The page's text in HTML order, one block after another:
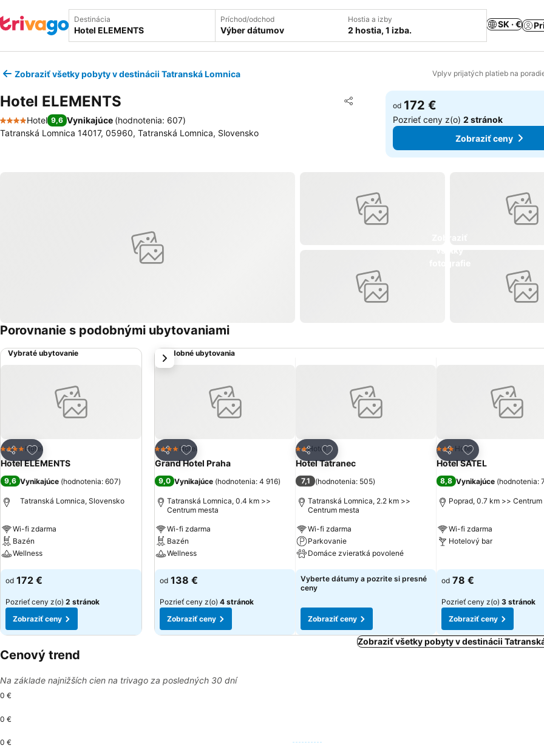
Destinácia Príchod/odchod
Výber dátumov
Hostia a izby
2 hostia, 1 izba.
SK · €
Zobraziť všetky pobyty v destinácii Tatranská Lomnica Vplyv prijatých platieb na
Hotel ELEMENTS Zdieľať
Pridať do obľúbených
4 Počet hviezdičiek
Hotel 9,6 Vynikajúce (hodnotenia: 607)
Tatranská Lomnica 14017, 05960, Tatranská Lomnica, Slovensko
od 172 €
Pozrieť ceny z(o)2 stránok
Zobraziť ceny
Porovnanie s podobnými ubytovaniami
Vybraté ubytovanie
Zdieľať
Pridať do obľúbených
4 Počet hviezdičiek
Hotel
Hotel ELEMENTS
9,6 Vynikajúce (hodnotenia: 607)
Tatranská Lomnica, Slovensko
Wi-fi zdarma
Bazén
Wellness
Zobraziť ceny
od 172 €
Pozrieť ceny z(o) 2 stránok
Zobraziť ceny
Podobné ubytovania
Zdieľať
Pridať do obľúbených
4 Počet hviezdičiek
Hotel
Grand Hotel Praha
9,0 Vynikajúce (hodnotenia: 4 916)
Tatranská Lomnica, 0.4 km >>
Centrum mesta
Wi-fi zdarma
Bazén
Wellness
Zobraziť ceny
od 138 €
Pozrieť ceny z(o) 4 stránok
Zobraziť ceny
Zdieľať
Pridať do obľúbených
2 Počet hviezdičiek
Hotel
Hotel Tatranec
7,1 (hodnotenia: 505)
Tatranská Lomnica, 2.2 km >>
Centrum mesta
Wi-fi zdarma
Parkovanie
Domáce zvieratká povolené
Zobraziť ceny
Vyberte dátumy a pozrite si presné
ceny
Zobraziť ceny
Zdieľať
Pridať do
3 Počet hviezdičiek
Hotel
Hotel SATEL
8,8 Vynikajúce (hodnotenia:
Poprad, 0.7 km >> Centrum
Wi-fi zdarma
Hotelový bar
od 78 €
Pozrieť ceny z(o) 3 stránok
Zobraziť ceny
next
Zobraziť všetky pobyty v destinácii
Cenový trend
Na základe najnižších cien na trivago za posledných 30 dní
0 €
0 €
0 €